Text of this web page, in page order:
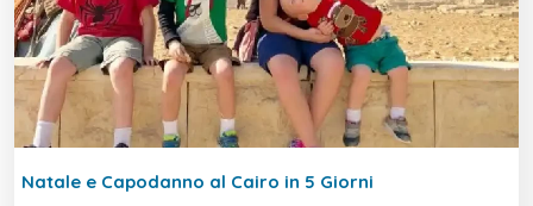
Natale e Capodanno al Cairo in 5 Giorni